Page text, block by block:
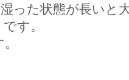
った状態が長いと
す。